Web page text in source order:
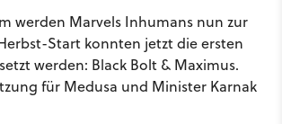
werden Marvels Inhumans nun zur
Start konnten jetzt die ersten
werden: Black Bolt & Maximus.
für Medusa und Minister Karnak